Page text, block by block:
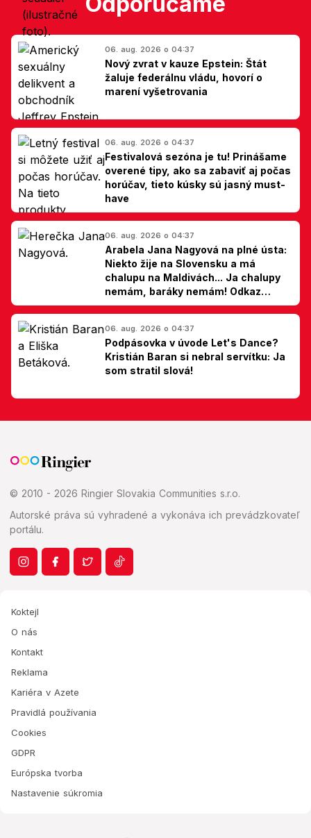
06. aug. 2026 o 04:37
Nový zvrat v kauze Epstein: Štát
žaluje federálnu vládu, hovorí o
marení vyšetrovania
06. aug. 2026 o 04:37
Festivalová sezóna je tu! Prinášame
overené tipy, ako sa zabaviť aj počas
horúčav, tieto kúsky sú jasný must-
have
06. aug. 2026 o 04:37
Arabela Jana Nagyová na plné ústa:
Niekto žije na Slovensku a má
chalupu na Maldivách... Ja chalupy
nemám, baráky nemám! Odkaz
Slovákom
06. aug. 2026 o 04:37
Podpásovka v úvode Let's Dance?
Kristián Baran si nebral servítku: Ja
som stratil slová!
© 2010 - 2026 Ringier Slovakia Communities s.r.o.
Autorské práva sú vyhradené a vykonáva ich prevádzkovateľ
portálu.
Koktejl
O nás
Kontakt
Reklama
Kariéra v Azete
Pravidlá používania
Cookies
GDPR
Európska tvorba
Nastavenie súkromia